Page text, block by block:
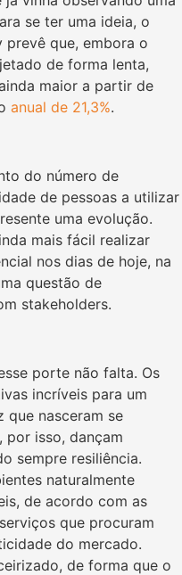
se ter uma ideia, o
que, embora o
de forma lenta,
maior a partir de
anual de 21,3%.
do número de
de pessoas a utilizar
uma evolução.
mais fácil realizar
nos dias de hoje, na
questão de
stakeholders.
porte não falta. Os
incríveis para um
que nasceram se
por isso, dançam
sempre resiliência.
naturalmente
de acordo com as
que procuram
do mercado.
de forma que o